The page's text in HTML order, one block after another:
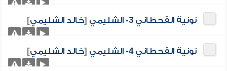
نونية القحطاني 3- الشليمي [خالد الشليمي]
نونية القحطاني 4- الشليمي [خالد الشليمي]